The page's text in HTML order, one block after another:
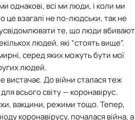
однакові, всі ми люди, і коли ми
це взагалі не по-людськи, так не
те, що люди
людей, які “стоять вище”.
серед яких можуть бути мої
людей.
вистачає. До війни сталася теж
всього світу — коронавірус.
вакцини, режими тощо. Тепер,
коронавірусу, почалася війна, а